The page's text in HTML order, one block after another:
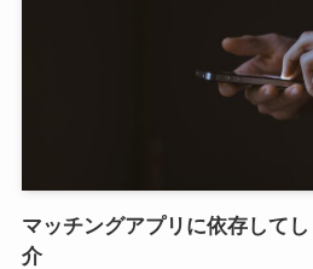
マッチングアプリに依存して
介